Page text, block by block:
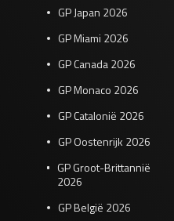
GP Japan 2026
GP Miami 2026
GP Canada 2026
GP Monaco 2026
GP Catalonië 2026
GP Oostenrijk 2026
GP Groot-Brittannië
2026
GP België 2026